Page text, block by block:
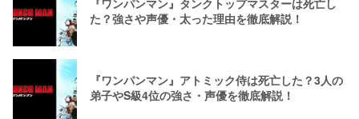
『ワンパンマン』タンクトップマスターは死亡し
た？強さや声優・太った理由を徹底解説！
『ワンパンマン』アトミック侍は死亡した？3人の
弟子やS級4位の強さ・声優を徹底解説！